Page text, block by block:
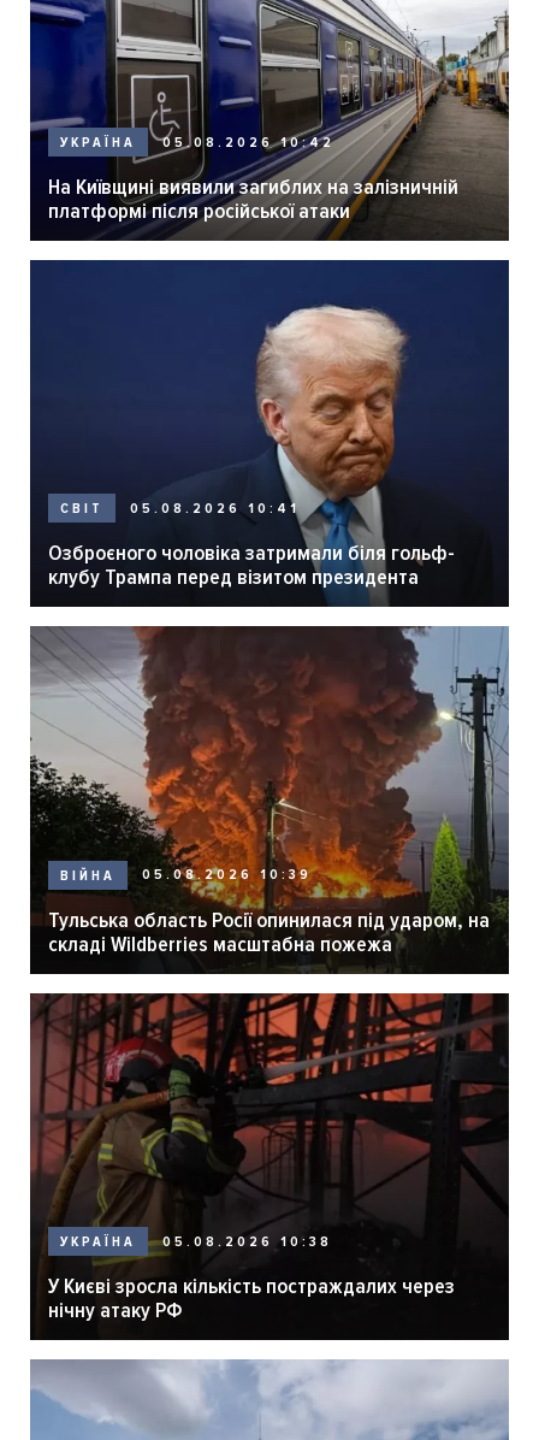
УКРАЇНА 05.08.2026 10:42
На Київщині виявили загиблих на залізничній
платформі після російської атаки
СВІТ 05.08.2026 10:41
Озброєного чоловіка затримали біля гольф-
клубу Трампа перед візитом президента
ВІЙНА 05.08.2026 10:39
Тульська область Росії опинилася під ударом, на
складі Wildberries масштабна пожежа
УКРАЇНА 05.08.2026 10:38
У Києві зросла кількість постраждалих через
нічну атаку РФ